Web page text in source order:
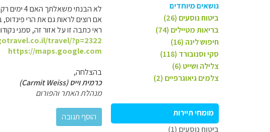
נושאים מיוחדים
ביטוח נוסעים (26)
בריאות מטיילים (74)
חיפוש לינה (16)
סקי וסנובורד (118)
צלילה ושייט (6)
צלמים גיאוגרפיים (2)
מומחי תיירות
ביטוח נוסעים (1)
לא הבנתי משאלתך האם 4 ימים רק לזגוריה או לצפון יוון בכלל. זה משנה את התמונה, כי זגוריה היא רק חלק קטן מצפון יוון ההררית.
אם רוצים לראות גם את הרי פינדוס,
ראי כתבה זו על אזור זה, סמני
travel/?p=2322
https://maps.google.com
בהצלחה,
כרמית וייס (Carmit Weiss)
מנהלת האתר והפורום